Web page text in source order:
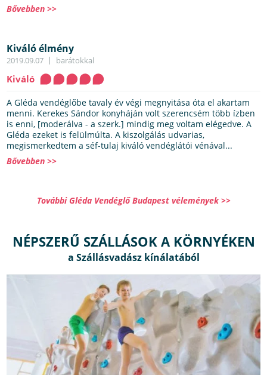
Bővebben >>
Kiváló élmény
2019.09.07 barátokkal
Kiváló
A Gléda vendéglőbe tavaly év végi megnyitása óta el akartam
menni. Kerekes Sándor konyháján volt szerencsém több ízben
is enni, [moderálva - a szerk.] mindig meg voltam elégedve. A
Gléda ezeket is felülmúlta. A kiszolgálás udvarias,
megismerkedtem a séf-tulaj kiváló vendéglátói vénával...
Bővebben >>
További Gléda Vendéglő Budapest vélemények >>
NÉPSZERŰ SZÁLLÁSOK A KÖRNYÉKEN